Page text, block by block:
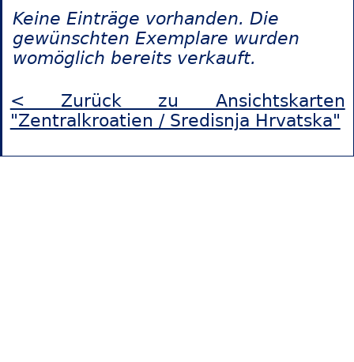
Keine Einträge vorhanden. Die
gewünschten Exemplare wurden
womöglich bereits verkauft.
< Zurück zu Ansichtskarten
"Zentralkroatien / Sredisnja Hrvatska"